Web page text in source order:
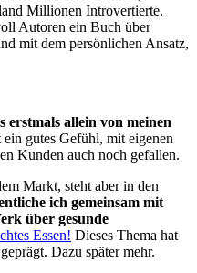
Millionen Introvertierte.
Autoren ein Buch über
mit dem persönlichen Ansatz,
erstmals allein von meinen
ein gutes Gefühl, mit eigenen
Kunden auch noch gefallen.
Markt, steht aber in den
ich gemeinsam mit
über gesunde
Essen! Dieses Thema hat
Dazu später mehr.